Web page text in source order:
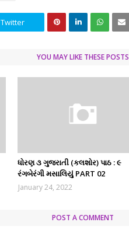
Twitter
YOU MAY LIKE THESE POSTS
ધોરણ ૩ ગુજરાતી (કલશોર) પાઠ : ૯
રંગબેરંગી મસાલિયું PART 02
January 24, 2022
POST A COMMENT